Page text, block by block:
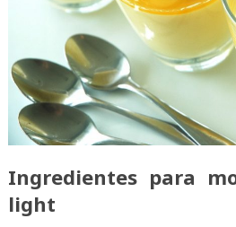
Ingredientes para
light